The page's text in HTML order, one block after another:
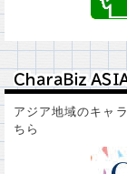
ＣｈａｒａＢｉｚ ＡＳＩ
ＣｈａｒａＢｉｚ ＡＳＩ
アジア地域のキャ
ちら